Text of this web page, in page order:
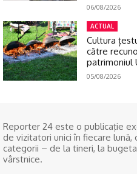
06/08/2026
ACTUAL
Cultura
către
patrimoniul
05/08/2026
Reporter 24 este o publicaţie
de vizitatori unici în fiecare
categorii – de la tineri, la
vârstnice.